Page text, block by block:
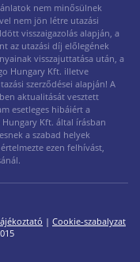
nem minősülnek
nem jön létre utazási
visszaigazolás alapján, a
az utazási díj előlegének
visszajuttatása után, a
Hungary Kft. illetve
szerződései alapján! A
aktualitását vesztett
esetleges hibáiért a
Kft. által írásban
a szabad helyek
ezen felhívást,
| Cookie-szabalyzat